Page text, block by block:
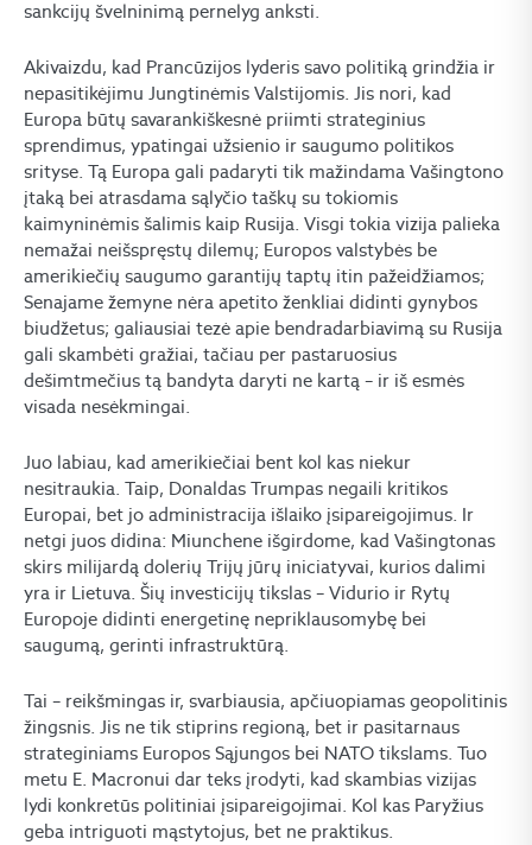
sankcijų švelninimą pernelyg anksti.
Akivaizdu, kad Prancūzijos lyderis savo politiką grindžia ir
nepasitikėjimu Jungtinėmis Valstijomis. Jis nori, kad
Europa būtų savarankiškesnė priimti strateginius
sprendimus, ypatingai užsienio ir saugumo politikos
srityse. Tą Europa gali padaryti tik mažindama Vašingtono
įtaką bei atrasdama sąlyčio taškų su tokiomis
kaimyninėmis šalimis kaip Rusija. Visgi tokia vizija palieka
nemažai neišspręstų dilemų; Europos valstybės be
amerikiečių saugumo garantijų taptų itin pažeidžiamos;
Senajame žemyne nėra apetito ženkliai didinti gynybos
biudžetus; galiausiai tezė apie bendradarbiavimą su Rusija
gali skambėti gražiai, tačiau per pastaruosius
dešimtmečius tą bandyta daryti ne kartą – ir iš esmės
visada nesėkmingai.
Juo labiau, kad amerikiečiai bent kol kas niekur
nesitraukia. Taip, Donaldas Trumpas negaili kritikos
Europai, bet jo administracija išlaiko įsipareigojimus. Ir
netgi juos didina: Miunchene išgirdome, kad Vašingtonas
skirs milijardą dolerių Trijų jūrų iniciatyvai, kurios dalimi
yra ir Lietuva. Šių investicijų tikslas – Vidurio ir Rytų
Europoje didinti energetinę nepriklausomybę bei
saugumą, gerinti infrastruktūrą.
Tai – reikšmingas ir, svarbiausia, apčiuopiamas geopolitinis
žingsnis. Jis ne tik stiprins regioną, bet ir pasitarnaus
strateginiams Europos Sąjungos bei NATO tikslams. Tuo
metu E. Macronui dar teks įrodyti, kad skambias vizijas
lydi konkretūs politiniai įsipareigojimai. Kol kas Paryžius
geba intriguoti mąstytojus, bet ne praktikus.